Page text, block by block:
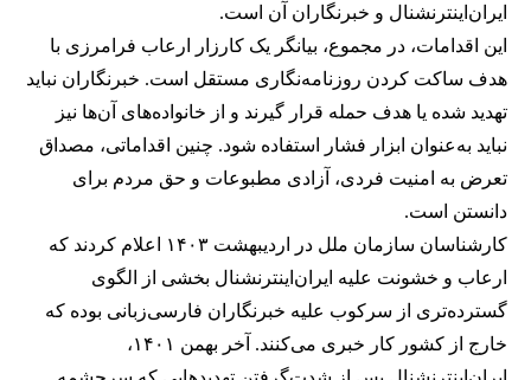
ایران‌اینترنشنال و خبرنگاران آن است.
این اقدامات، در مجموع، بیانگر یک کارزار ارعاب فرامرزی با
هدف ساکت کردن روزنامه‌نگاری مستقل است. خبرنگاران نباید
تهدید شده یا هدف حمله قرار گیرند و از خانواده‌های آن‌ها نیز
نباید به‌عنوان ابزار فشار استفاده شود. چنین اقداماتی، مصداق
تعرض به امنیت فردی، آزادی مطبوعات و حق مردم برای
دانستن است.
کارشناسان سازمان ملل در اردیبهشت ۱۴۰۳ اعلام کردند که
ارعاب و خشونت علیه ایران‌اینترنشنال بخشی از الگوی
گسترده‌تری از سرکوب علیه خبرنگاران فارسی‌زبانی بوده که
خارج از کشور کار خبری می‌کنند. آخر بهمن ۱۴۰۱،